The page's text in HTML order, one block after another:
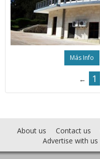
Más Info
← 1
About us Contact us
Advertise with us